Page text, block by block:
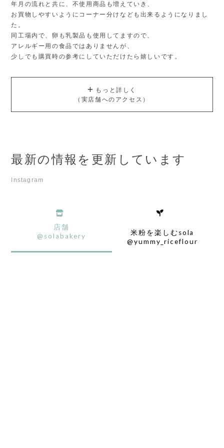
年月の流れと共に、不使用商品も増えていき、
お買物しやすいようにコーナー分けなども出来るようになりまし
た。
同工場内で、卵も乳製品も使用してますので、
アレルギー用の食品ではありませんが、
少しでも購買時の参考にしていただけたら嬉しいです。
もっと詳しく
（実店舗へのアクセス）
最新の情報を更新しています
Instagram
店舗
@solabakery
米粉を楽しむsola
@yummy_riceflour